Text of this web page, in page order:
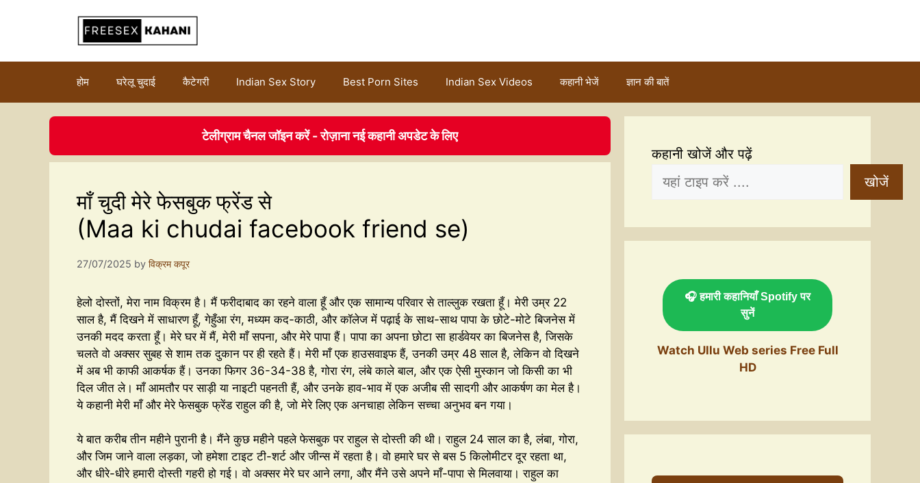
होम घरेलू चुदाई कैटेगरी Indian Sex Story Best Porn Sites Indian Sex Videos कहानी भेजें ज्ञान की बातें
टेलीग्राम चैनल जॉइन करें - रोज़ाना नई कहानी अपडेट के लिए
माँ चुदी मेरे फेसबुक फ्रेंड से
(Maa ki chudai facebook friend se)
27/07/2025 by विक्रम कपूर
हेलो दोस्तों, मेरा नाम विक्रम है। मैं फरीदाबाद का रहने वाला हूँ और एक सामान्य परिवार से ताल्लुक रखता हूँ। मेरी उम्र 22
साल है, मैं दिखने में साधारण हूँ, गेहुँआ रंग, मध्यम कद-काठी, और कॉलेज में पढ़ाई के साथ-साथ पापा के छोटे-मोटे बिजनेस में
उनकी मदद करता हूँ। मेरे घर में मैं, मेरी माँ सपना, और मेरे पापा हैं। पापा का अपना छोटा सा हार्डवेयर का बिजनेस है, जिसके
चलते वो अक्सर सुबह से शाम तक दुकान पर ही रहते हैं। मेरी माँ एक हाउसवाइफ हैं, उनकी उम्र 48 साल है, लेकिन वो दिखने
में अब भी काफी आकर्षक हैं। उनका फिगर 36-34-38 है, गोरा रंग, लंबे काले बाल, और एक ऐसी मुस्कान जो किसी का भी
दिल जीत ले। माँ आमतौर पर साड़ी या नाइटी पहनती हैं, और उनके हाव-भाव में एक अजीब सी सादगी और आकर्षण का मेल है।
ये कहानी मेरी माँ और मेरे फेसबुक फ्रेंड राहुल की है, जो मेरे लिए एक अनचाहा लेकिन सच्चा अनुभव बन गया।
ये बात करीब तीन महीने पुरानी है। मैंने कुछ महीने पहले फेसबुक पर राहुल से दोस्ती की थी। राहुल 24 साल का है, लंबा, गोरा,
और जिम जाने वाला लड़का, जो हमेशा टाइट टी-शर्ट और जीन्स में रहता है। वो हमारे घर से बस 5 किलोमीटर दूर रहता था,
और धीरे-धीरे हमारी दोस्ती गहरी हो गई। वो अक्सर मेरे घर आने लगा, और मैंने उसे अपने माँ-पापा से मिलवाया। राहुल का
कहानी खोजें और पढ़ें
खोजें
🎧 हमारी कहानियाँ Spotify पर
सुनें
Watch Ullu Web series Free Full
HD